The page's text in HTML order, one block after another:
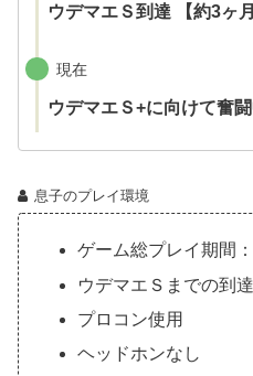
ウデマエＳ到達 【約3ヶ月
現在
ウデマエＳ+に向けて奮
息子のプレイ環境
ゲーム総プレイ期間
ウデマエＳまでの到
プロコン使用
ヘッドホンなし